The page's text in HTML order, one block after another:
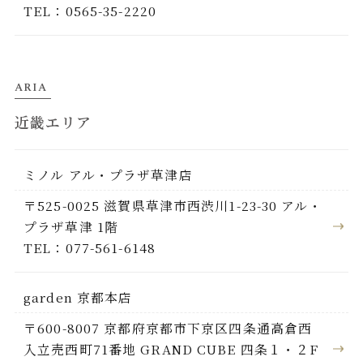
TEL：0565-35-2220
ARIA
近畿エリア
ミノル アル・プラザ草津店
〒525-0025 滋賀県草津市西渋川1-23-30 アル・
プラザ草津 1階
TEL：077-561-6148
garden 京都本店
〒600-8007 京都府京都市下京区四条通高倉西
入立売西町71番地 GRAND CUBE 四条１・２F